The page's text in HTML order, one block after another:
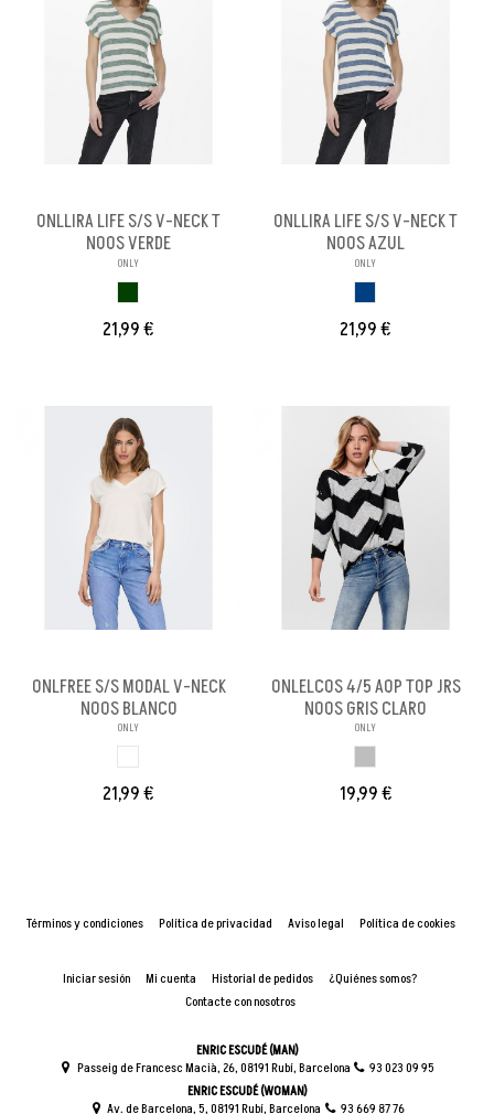
ONLLIRA LIFE S/S V-NECK T
NOOS VERDE
ONLY
21,99 €
ONLLIRA LIFE S/S V-NECK T
NOOS AZUL
ONLY
21,99 €
ONLFREE S/S MODAL V-NECK
NOOS BLANCO
ONLY
21,99 €
ONLELCOS 4/5 AOP TOP JRS
NOOS GRIS CLARO
ONLY
19,99 €
Términos y condiciones Política de privacidad Aviso legal Política de cookies
Iniciar sesión Mi cuenta Historial de pedidos
¿Quiénes somos?
Contacte con nosotros
ENRIC ESCUDÉ (MAN)
Passeig de Francesc Macià, 26, 08191 Rubí, Barcelona
93 023 09 95
ENRIC ESCUDÉ (WOMAN)
Av. de Barcelona, 5, 08191 Rubí, Barcelona
93 669 87 76